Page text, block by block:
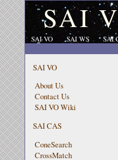
SAI
SAI VO SAI WS SAI
SAI VO
About Us
Contact Us
SAI VO Wiki
SAI CAS
ConeSearch
CrossMatch